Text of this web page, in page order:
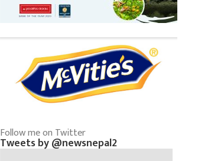
Follow me on Twitter
Tweets by @newsnepal2